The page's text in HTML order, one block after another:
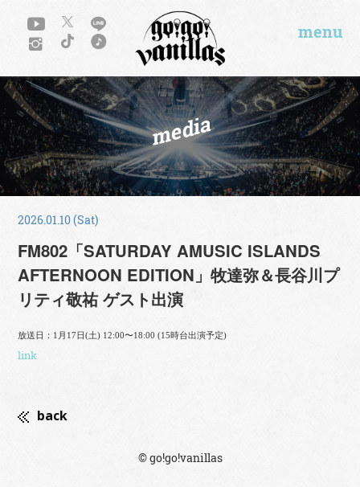
menu
media
2026.01.10 (Sat)
FM802「SATURDAY AMUSIC ISLANDS
AFTERNOON EDITION」牧達弥＆長谷川プ
リティ敬祐 ゲスト出演
放送日：1月17日(土) 12:00〜18:00(15時台出演予定)
link
back
© go!go!vanillas